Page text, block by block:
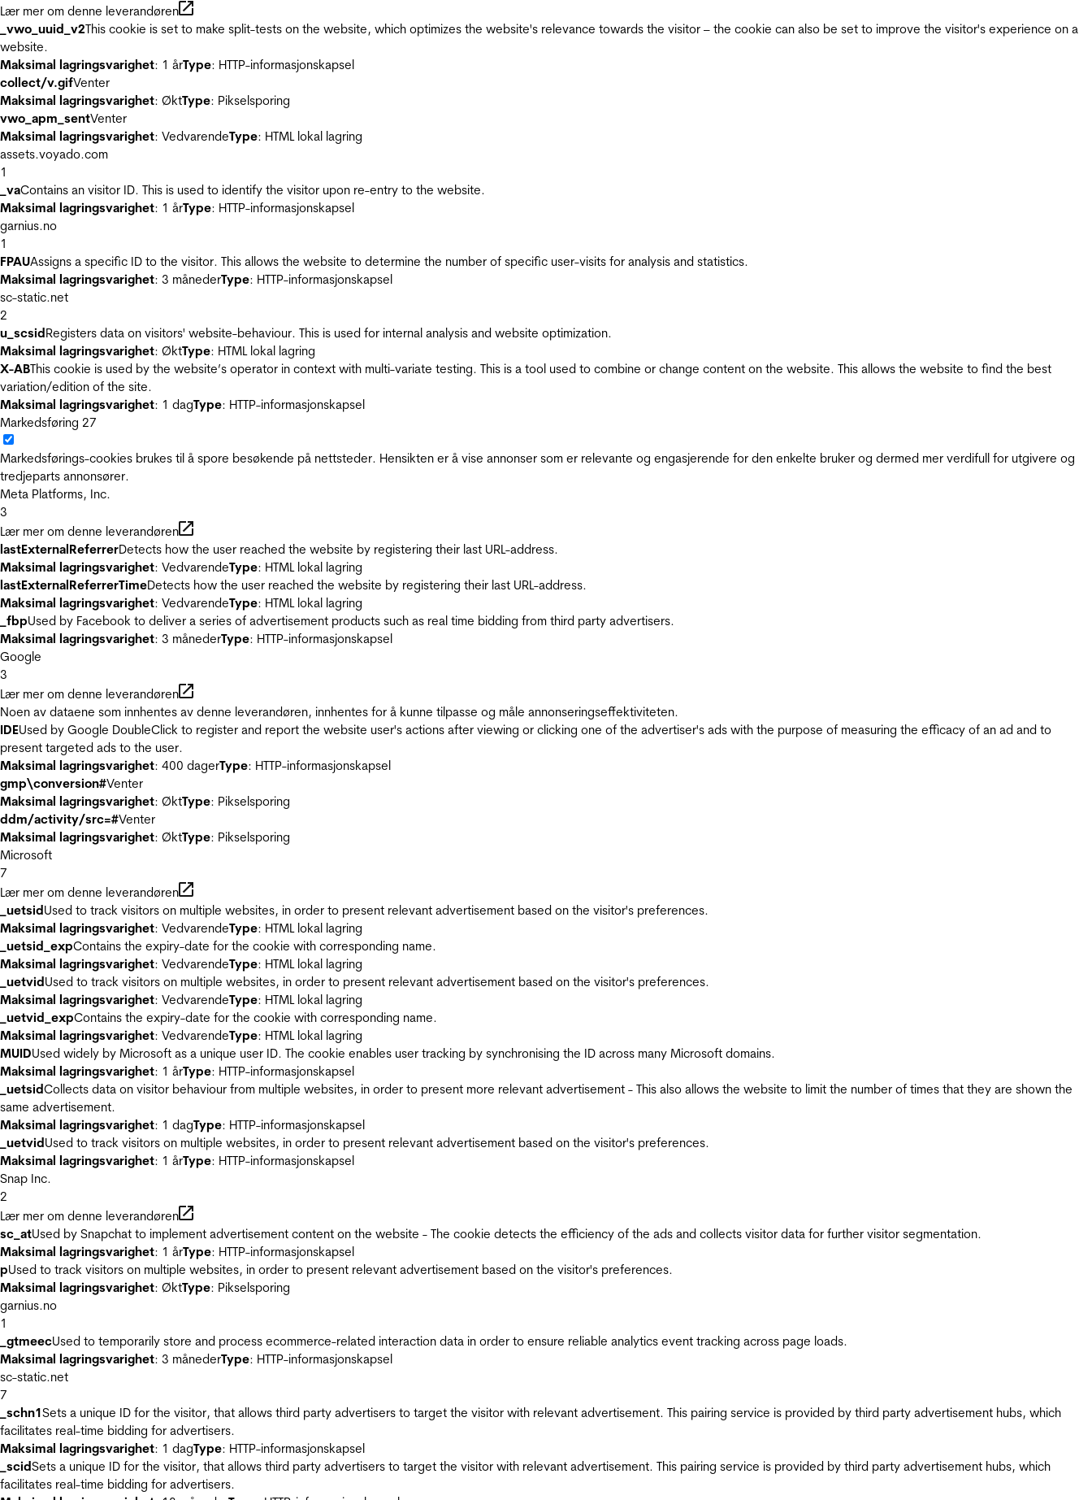
Lær mer om denne leverandøren
_vwo_uuid_v2This cookie is set to make split-tests on the website, which optimizes the website's relevance towards the visitor – the cookie can also be set to improve the visitor's experience on a
website.
Maksimal lagringsvarighet: 1 årType: HTTP-informasjonskapsel
collect/v.gifVenter
Maksimal lagringsvarighet: ØktType: Pikselsporing
vwo_apm_sentVenter
Maksimal lagringsvarighet: VedvarendeType: HTML lokal lagring
assets.voyado.com
1
_vaContains an visitor ID. This is used to identify the visitor upon re-entry to the website.
Maksimal lagringsvarighet: 1 årType: HTTP-informasjonskapsel
garnius.no
1
FPAUAssigns a specific ID to the visitor. This allows the website to determine the number of specific user-visits for analysis and statistics.
Maksimal lagringsvarighet: 3 månederType: HTTP-informasjonskapsel
sc-static.net
2
u_scsidRegisters data on visitors' website-behaviour. This is used for internal analysis and website optimization.
Maksimal lagringsvarighet: ØktType: HTML lokal lagring
X-ABThis cookie is used by the website’s operator in context with multi-variate testing. This is a tool used to combine or change content on the website. This allows the website to find the best
variation/edition of the site.
Maksimal lagringsvarighet: 1 dagType: HTTP-informasjonskapsel
Markedsføring 27
Markedsførings-cookies brukes til å spore besøkende på nettsteder. Hensikten er å vise annonser som er relevante og engasjerende for den enkelte bruker og dermed mer verdifull for utgivere og
tredjeparts annonsører.
Meta Platforms, Inc.
3
Lær mer om denne leverandøren
lastExternalReferrerDetects how the user reached the website by registering their last URL-address.
Maksimal lagringsvarighet: VedvarendeType: HTML lokal lagring
lastExternalReferrerTimeDetects how the user reached the website by registering their last URL-address.
Maksimal lagringsvarighet: VedvarendeType: HTML lokal lagring
_fbpUsed by Facebook to deliver a series of advertisement products such as real time bidding from third party advertisers.
Maksimal lagringsvarighet: 3 månederType: HTTP-informasjonskapsel
Google
3
Lær mer om denne leverandøren
Noen av dataene som innhentes av denne leverandøren, innhentes for å kunne tilpasse og måle annonseringseffektiviteten.
IDEUsed by Google DoubleClick to register and report the website user's actions after viewing or clicking one of the advertiser's ads with the purpose of measuring the efficacy of an ad and to
present targeted ads to the user.
Maksimal lagringsvarighet: 400 dagerType: HTTP-informasjonskapsel
gmp\conversion#Venter
Maksimal lagringsvarighet: ØktType: Pikselsporing
ddm/activity/src=#Venter
Maksimal lagringsvarighet: ØktType: Pikselsporing
Microsoft
7
Lær mer om denne leverandøren
_uetsidUsed to track visitors on multiple websites, in order to present relevant advertisement based on the visitor's preferences.
Maksimal lagringsvarighet: VedvarendeType: HTML lokal lagring
_uetsid_expContains the expiry-date for the cookie with corresponding name.
Maksimal lagringsvarighet: VedvarendeType: HTML lokal lagring
_uetvidUsed to track visitors on multiple websites, in order to present relevant advertisement based on the visitor's preferences.
Maksimal lagringsvarighet: VedvarendeType: HTML lokal lagring
_uetvid_expContains the expiry-date for the cookie with corresponding name.
Maksimal lagringsvarighet: VedvarendeType: HTML lokal lagring
MUIDUsed widely by Microsoft as a unique user ID. The cookie enables user tracking by synchronising the ID across many Microsoft domains.
Maksimal lagringsvarighet: 1 årType: HTTP-informasjonskapsel
_uetsidCollects data on visitor behaviour from multiple websites, in order to present more relevant advertisement - This also allows the website to limit the number of times that they are shown the
same advertisement.
Maksimal lagringsvarighet: 1 dagType: HTTP-informasjonskapsel
_uetvidUsed to track visitors on multiple websites, in order to present relevant advertisement based on the visitor's preferences.
Maksimal lagringsvarighet: 1 årType: HTTP-informasjonskapsel
Snap Inc.
2
Lær mer om denne leverandøren
sc_atUsed by Snapchat to implement advertisement content on the website - The cookie detects the efficiency of the ads and collects visitor data for further visitor segmentation.
Maksimal lagringsvarighet: 1 årType: HTTP-informasjonskapsel
pUsed to track visitors on multiple websites, in order to present relevant advertisement based on the visitor's preferences.
Maksimal lagringsvarighet: ØktType: Pikselsporing
garnius.no
1
_gtmeecUsed to temporarily store and process ecommerce-related interaction data in order to ensure reliable analytics event tracking across page loads.
Maksimal lagringsvarighet: 3 månederType: HTTP-informasjonskapsel
sc-static.net
7
_schn1Sets a unique ID for the visitor, that allows third party advertisers to target the visitor with relevant advertisement. This pairing service is provided by third party advertisement hubs, which
facilitates real-time bidding for advertisers.
Maksimal lagringsvarighet: 1 dagType: HTTP-informasjonskapsel
_scidSets a unique ID for the visitor, that allows third party advertisers to target the visitor with relevant advertisement. This pairing service is provided by third party advertisement hubs, which
facilitates real-time bidding for advertisers.